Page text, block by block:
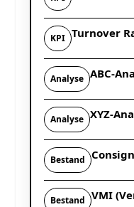
KPI Turnover
Analyse ABC-
Analyse XYZ-
Bestand
Bestand VMI